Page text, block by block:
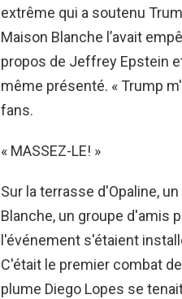
extrême qui a soutenu
Maison Blanche l’avait
propos de Jeffrey Epstein
même présenté. « Trump
fans.
« MASSEZ-LE! »
Sur la terrasse d'Opaline,
Blanche, un groupe d'amis
l'événement s'étaient
C'était le premier combat
plume Diego Lopes se